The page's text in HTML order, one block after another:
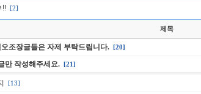
!! [2]
제목
오조장글들은 자제 부탁드립니다. [20]
만 작성해주세요. [21]
[13]